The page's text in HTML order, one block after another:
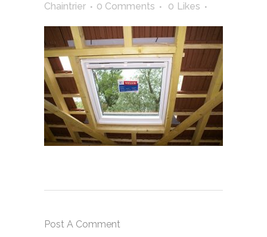
Chaintrier
0 Comments 0 Likes
Post A Comment